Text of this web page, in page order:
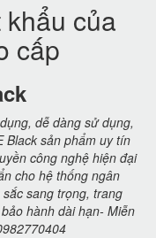
của
cấp
dễ dàng sử dụng,
Black sản phẩm uy tín
công nghệ hiện đại
cho hệ thống ngân
sang trọng, trang
hành dài hạn- Miễn